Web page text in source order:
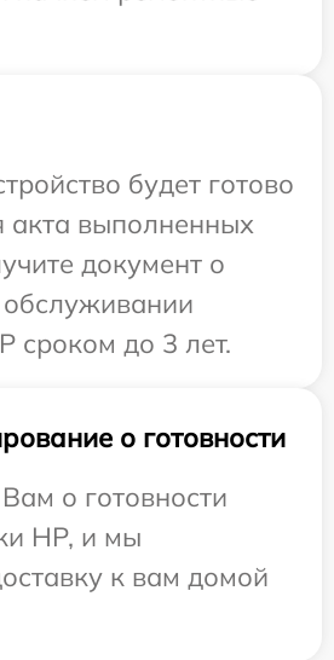
будет готово
акта выполненных
документ о
сроком до 3 лет.
о готовности
о готовности
HP, и мы
к вам домой